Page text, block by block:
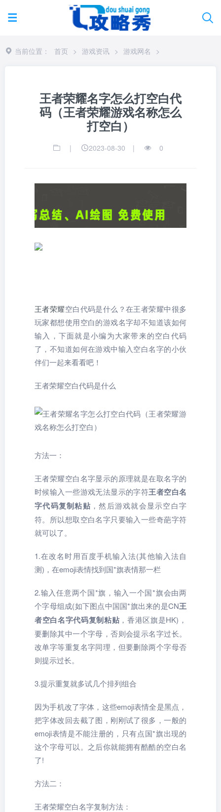
当前位置： 首页 > 游戏资讯 > 游戏网名 >
王者荣耀名字怎么打空白代
码（王者荣耀游戏名称怎么
打空白）
| 2023-08-30 | 0
王者荣耀空白代码是什么？在王者荣耀中很多
玩家都想使用空白的游戏名字却不知道该如何
输入，下面就是小编为大家带来的空白代码
了，不知道如何在游戏中输入空白名字的小伙
伴们一起来看看吧！
王者荣耀空白代码是什么
方法一：
王者荣耀空白名字显示的原理就是在取名字的
时候输入一些游戏无法显示的字符王者空白名
字代码复制粘贴，然后游戏就会显示空白字
符。所以想取空白名字只要输入一些奇葩字符
就可以了。
1.在改名时用百度手机输入法(其他输入法自
测)，在emoji表情找到国*旗表情那一栏
2.输入任意两个国*旗，输入一个国*旗会由两
个字母组成(如下图点中国国*旗出来的是CN王
者空白名字代码复制粘贴，香港区旗是HK)，
要删除其中一个字母，否则会提示名字过长。
改单字等重复名字同理，但要删除两个字母否
则提示过长。
3.提示重复就多试几个排列组合
因为手机改了字体，这些emoji表情全是黑点，
把字体改回去截了图，刚刚试了很多，一般的
emoji表情是不能注册的，只有点国*旗出现的
这个字母可以。之后你就能拥有酷酷的空白名
了!
方法二：
王者荣耀空白名字复制方法：